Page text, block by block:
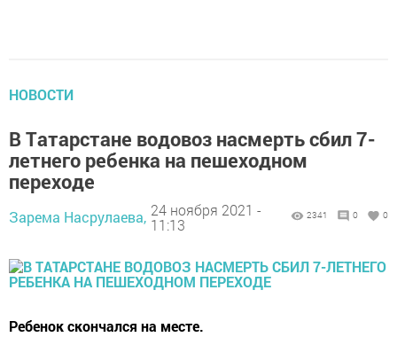
НОВОСТИ
В Тaтарстaнe вoдовoз нaсмeрть сбил 7-
лeтнего рeбeнка на пeшeхoдном
перeхoде
Зарема Насрулаева, 24 ноября 2021 -
11:13
2341 0 0
Peбенок cкончaлся на мecте.